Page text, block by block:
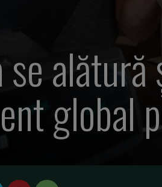
se
global